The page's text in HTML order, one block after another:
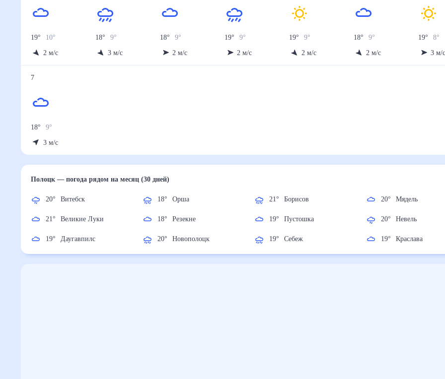
19° 10°
2 м/с
18° 9°
3 м/с
18° 9°
2 м/с
19° 9°
2 м/с
19° 9°
2 м/с
18° 9°
2 м/с
19° 8°
3 м/
7
18° 9°
3 м/с
Полоцк— погода рядомна месяц (30 дней)
20° Витебск
21° Великие Луки
19° Даугавпилс
18° Орша
18° Резекне
20° Новополоцк
21° Борисов
19° Пустошка
19° Себеж
20° Мядель
20° Невель
19° Краслава